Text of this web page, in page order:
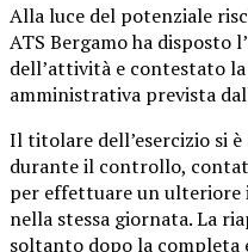
Alla luce del potenziale
ATS Bergamo ha disposto
dell’attività e contestato
amministrativa prevista
Il titolare dell’esercizio si
durante il controllo,
per effettuare un
nella stessa giornata. La
soltanto dopo la